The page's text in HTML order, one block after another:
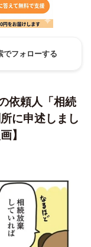
でフォローする
依頼人「相続
に申述しまし
】